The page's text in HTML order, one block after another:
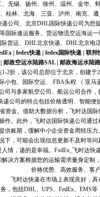
无锡、扬州、徐州、温州、金华
桂林、北海、三亚、泸州、南充、
公司、北京DHL国际快递公司为
国际速运服务。货运物流空运海运
货运、DHL北京快递、DHL北京电
| fedex快递| fedex国际快递| 联邦
邮政空运水陆路SAL| 邮政海运水陆路
2折，该公司总部位于北京，创建
小包、国际空运、 FBA头程 （ 亚
司与多家航空公司、船运公司合作
递公司的特点包括价格透明、智能
资金。借助大数据分析，飞时达国
作。此外，飞时达国际快递公司通
供账期，缓解中小企业资金周转压
下，可能会出现信息更新不及时等
情，递的是幸福。FsdEx_飞时达
解决方案根据您的运输需求量身定制
价格优势、高效服务、客
飞时达快递在市场上表现良好，
，包括DHL、UPS、FedEx、EMS